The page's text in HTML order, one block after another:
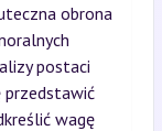
obrona
postaci
przedstawić
wagę